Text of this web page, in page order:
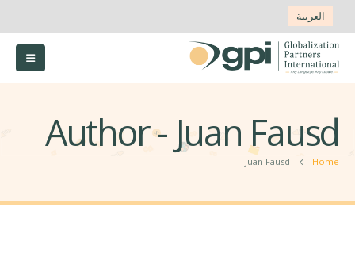
العربية
Author - Juan Fausd
Home
Juan Fausd